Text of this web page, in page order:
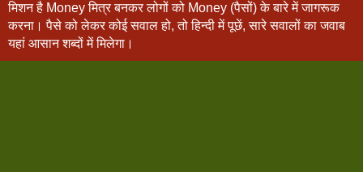
मिशन है Money मित्र बनकर लोगों को Money (पैसों) के बारे में जागरूक
करना। पैसे को लेकर कोई सवाल हो, तो हिन्दी में पूछें, सारे सवालों का जवाब
यहां आसान शब्दों में मिलेगा।